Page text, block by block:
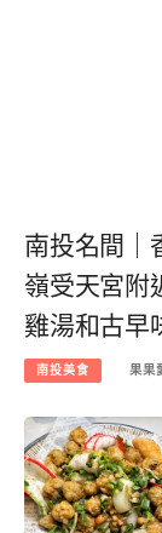
南投名間｜
嶺受天宮附
雞湯和古早
南投美食 果果